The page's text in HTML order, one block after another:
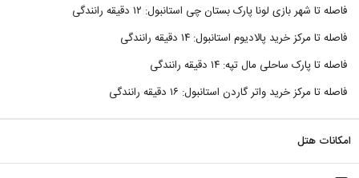
فاصله تا شهر بازی لونا پارک بستان چی استانبول: ۱۲ دقیقه رانندگی
فاصله تا مرکز خرید پالادیوم استانبول: ۱۴ دقیقه رانندگی
فاصله تا پارک ساحلی مال تپه: ۱۴ دقیقه رانندگی
فاصله تا مرکز خرید واتر گاردن استانبول: ۱۶ دقیقه رانندگی
امکانات هتل